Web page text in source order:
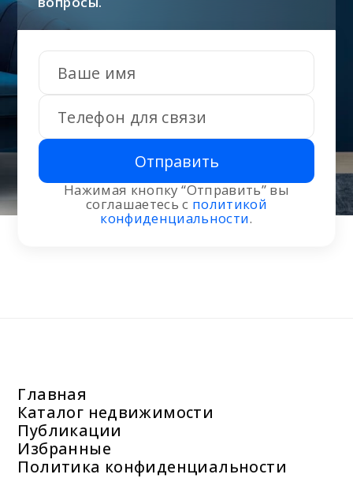
Отправить
Нажимая кнопку “Отправить” вы
соглашаетесь с политикой
конфиденциальности.
Главная
Каталог недвижимости
Публикации
Избранные
Политика конфиденциальности